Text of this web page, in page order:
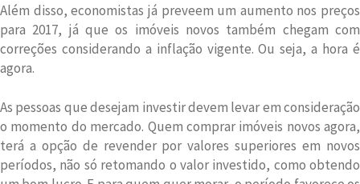
Além disso, economistas já preveem um aumento nos preços
para 2017, já que os imóveis novos também chegam com
correções considerando a inflação vigente. Ou seja, a hora é
agora.
As pessoas que desejam investir devem levar em consideração
o momento do mercado. Quem comprar imóveis novos agora,
terá a opção de revender por valores superiores em novos
períodos, não só retomando o valor investido, como obtendo